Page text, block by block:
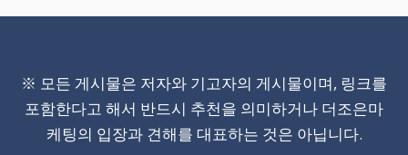
※ 모든 게시물은 저자와 기고자의 게시물이며, 링크를
포함한다고 해서 반드시 추천을 의미하거나 더조은마
케팅의 입장과 견해를 대표하는 것은 아닙니다.